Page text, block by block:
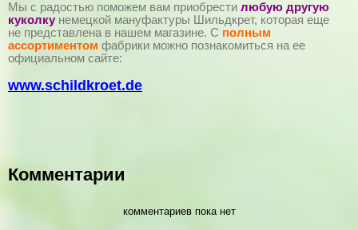
Мы с радостью поможем вам приобрести любую другую
куколку немецкой мануфактуры Шильдкрет, которая еще
не представлена в нашем магазине. С полным
ассортиментом фабрики можно познакомиться на ее
официальном сайте:
www.schildkroet.de
Комментарии
комментариев пока нет